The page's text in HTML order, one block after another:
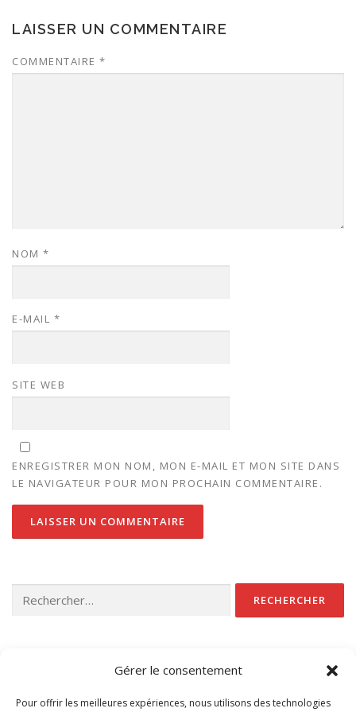
Gérer le consentement
Pour offrir les meilleures expériences, nous utilisons des technologies
LAISSER UN COMMENTAIRE
COMMENTAIRE *
NOM *
E-MAIL *
SITE WEB
ENREGISTRER MON NOM, MON E-MAIL ET MON SITE DANS
LE NAVIGATEUR POUR MON PROCHAIN COMMENTAIRE.